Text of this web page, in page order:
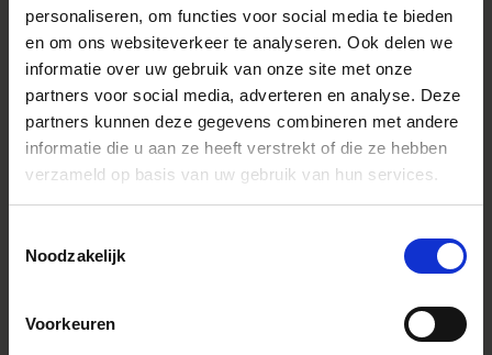
personaliseren, om functies voor social media te bieden
en om ons websiteverkeer te analyseren. Ook delen we
informatie over uw gebruik van onze site met onze
partners voor social media, adverteren en analyse. Deze
partners kunnen deze gegevens combineren met andere
informatie die u aan ze heeft verstrekt of die ze hebben
verzameld op basis van uw gebruik van hun services.
Noodzakelijk
Voorkeuren